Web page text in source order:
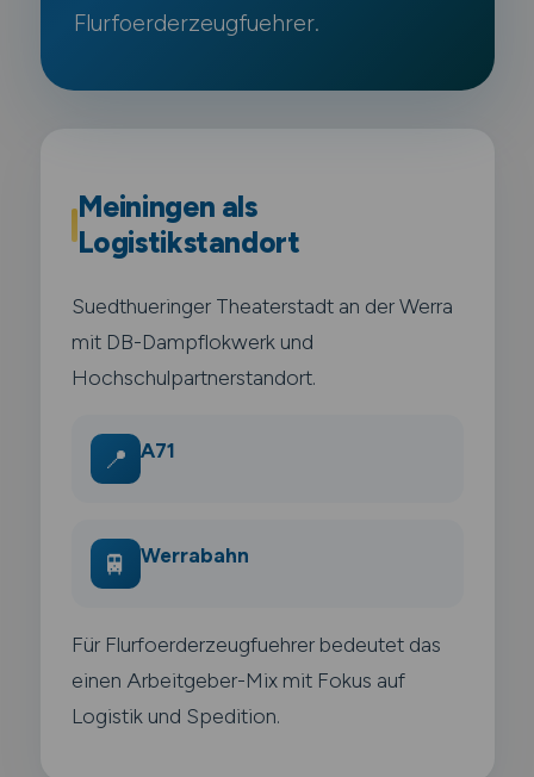
Flurfoerderzeugfuehrer.
Meiningen als
Logistikstandort
Suedthueringer Theaterstadt an der Werra
mit DB-Dampflokwerk und
Hochschulpartnerstandort.
📍 A71
🚆 Werrabahn
Für Flurfoerderzeugfuehrer bedeutet das
einen Arbeitgeber-Mix mit Fokus auf
Logistik und Spedition.